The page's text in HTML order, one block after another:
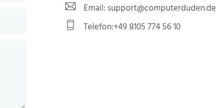
Email: support@computerduden.de
Telefon:+49 8105 774 56 10